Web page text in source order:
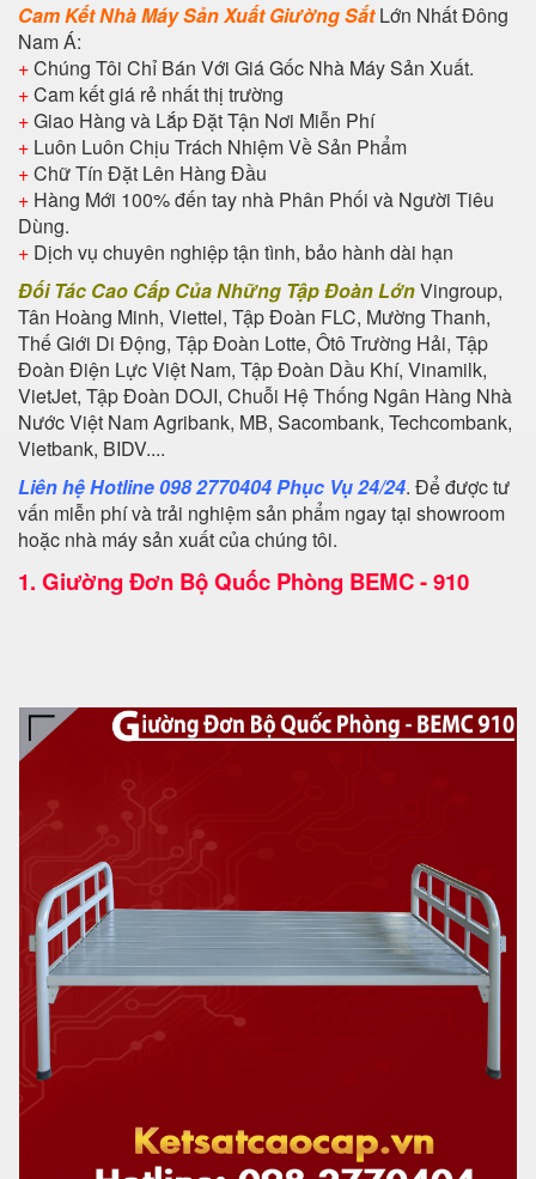
Cam Kết Nhà Máy Sản Xuất Giường SắtLớn Nhất Đông
Nam Á:
+Chúng Tôi Chỉ Bán Với Giá Gốc Nhà Máy Sản Xuất.
+Cam kết giá rẻ nhất thị trường
+Giao Hàng và Lắp Đặt Tận Nơi Miễn Phí
+ Luôn Luôn Chịu Trách Nhiệm Về Sản Phẩm
+Chữ Tín Đặt Lên Hàng Đầu
+ Hàng Mới 100% đến tay nhà Phân Phối và Người Tiêu
Dùng.
+ Dịch vụ chuyên nghiệp tận tình, bảo hành dài hạn
Đối Tác Cao Cấp Của Những Tập Đoàn LớnVingroup,
Tân Hoàng Minh, Viettel, Tập Đoàn FLC, Mường Thanh,
Thế Giới Di Động, Tập Đoàn Lotte, Ôtô Trường Hải, Tập
Đoàn Điện Lực Việt Nam, Tập Đoàn Dầu Khí, Vinamilk,
VietJet, Tập Đoàn DOJI, Chuỗi Hệ Thống Ngân Hàng Nhà
Nước Việt Nam Agribank, MB, Sacombank, Techcombank,
Vietbank, BIDV....
Liên hệ Hotline 098 2770404 Phục Vụ 24/24. Để được tư
vấn miễn phí và trải nghiệm sản phẩm ngay tại showroom
hoặc nhà máy sản xuất của chúng tôi.
1. Giường Đơn Bộ Quốc Phòng BEMC - 910